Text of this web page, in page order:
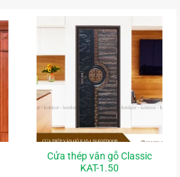
Cửa thép vân gỗ Classic
KAT-1.50